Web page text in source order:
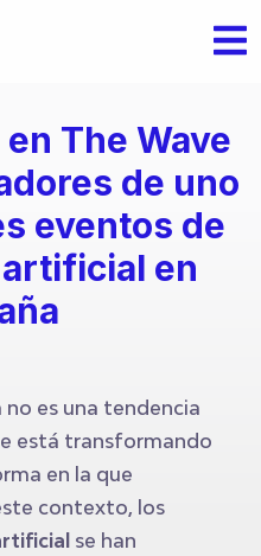
The Wave
de uno
eventos de
en
es una tendencia
está transformando
en la que
contexto, los
se han